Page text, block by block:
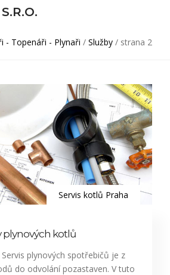
- Topenáři - Plynaři / Služby / strana 2
Servis kotlů Praha
plynových kotlů
Servis plynových spotřebičů je z
do odvolání pozastaven. V tuto